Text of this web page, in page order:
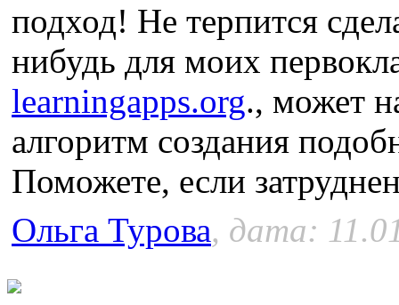
подход! Не терпится
нибудь для моих
learningapps.org., может
алгоритм создания
Поможете, если
Ольга Турова, дата: